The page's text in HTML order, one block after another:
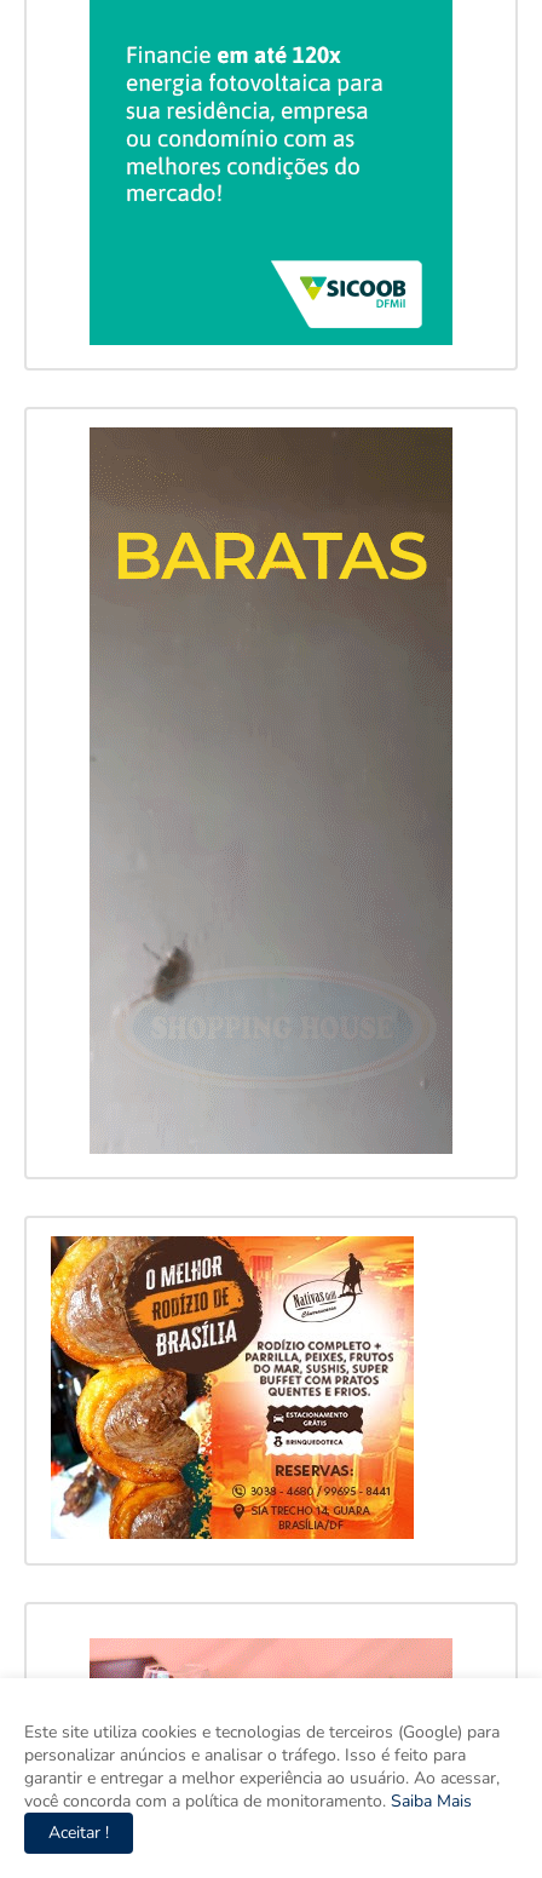
Este site utiliza cookies e tecnologias de terceiros (Google) para
personalizar anúncios e analisar o tráfego. Isso é feito para
garantir e entregar a melhor experiência ao usuário. Ao acessar,
você concorda com a política de monitoramento. Saiba Mais
Aceitar !